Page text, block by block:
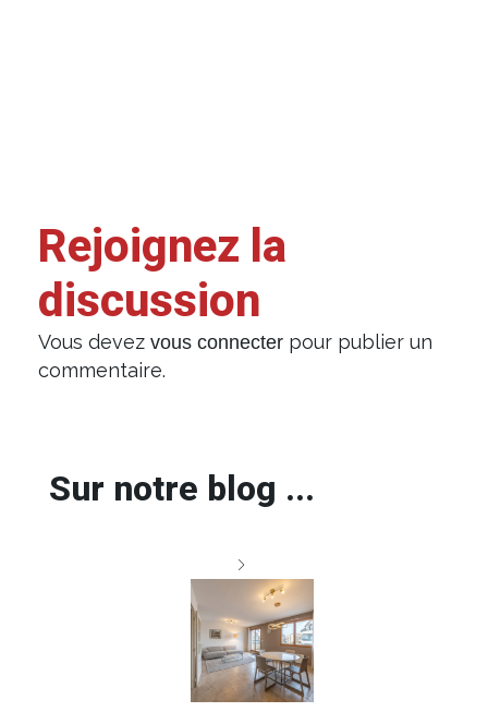
Rejoignez la
discussion
Vous devez vous connecter pour publier un
commentaire.
Sur notre blog ...